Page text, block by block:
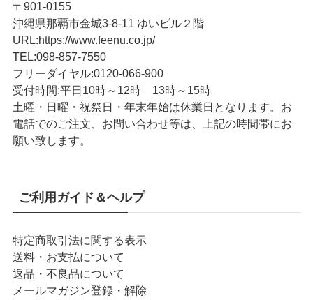
〒901-0155
沖縄県那覇市金城3-8-11 ゆいビル２階
URL:https://www.feenu.co.jp/
TEL:098-857-7550
フリーダイヤル:0120-066-900
受付時間:平日10時～12時 13時～15時
土曜・日曜・祝祭日・年末年始は休業日となります。お
電話でのご注文、お問い合わせ等は、上記の時間帯にお
願い致します。
ご利用ガイド＆ヘルプ
特定商取引法に関する表示
送料・お支払について
返品・不良品について
メールマガジン登録・解除